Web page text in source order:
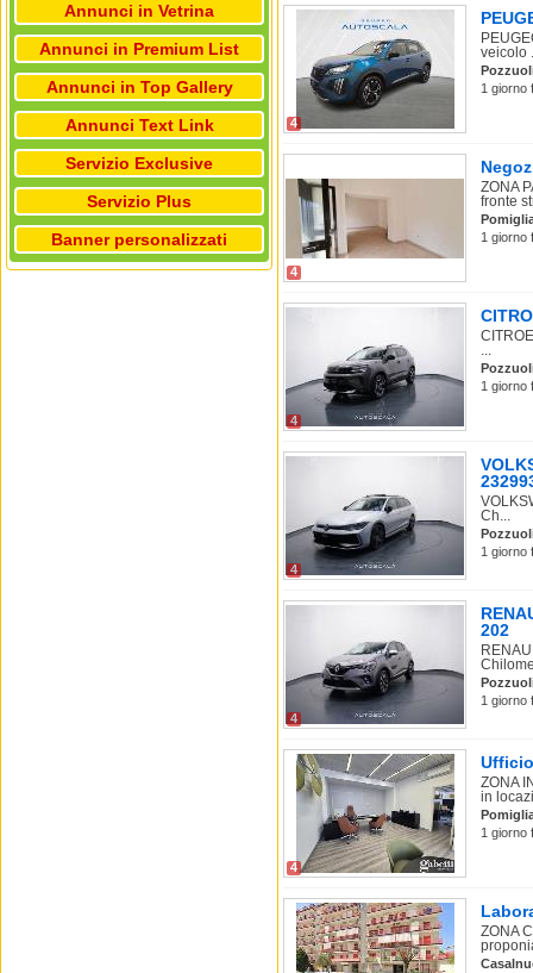
Annunci in Vetrina
Annunci in Premium List
Annunci in Top Gallery
Annunci Text Link
Servizio Exclusive
Servizio Plus
Banner personalizzati
4
veicolo
1 giorno
4
ZONA
fronte
1 giorno
4
...
1 giorno
4
Ch...
1 giorno
4
202
1 giorno
4
ZONA
in
1 giorno
ZONA